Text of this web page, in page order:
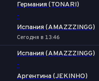
Германия (TONARI)
-
Испания (AMAZZZINGG)
Сегодня в 13:46
Испания (AMAZZZINGG)
-
Аргентина (JEKINHO)